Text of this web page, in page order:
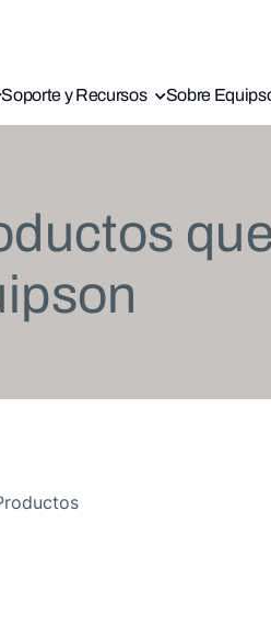
Soporte y Recursos Sobre